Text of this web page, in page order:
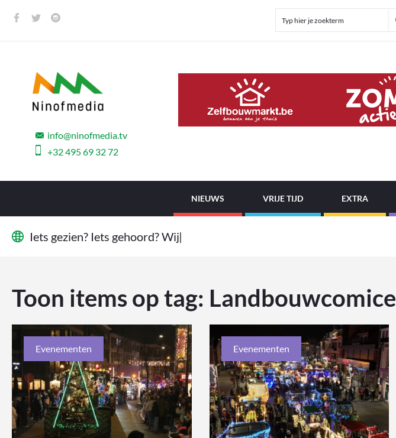
info@ninofmedia.tv
+32 495 69 32 72
NIEUWS VRIJE TIJD EXTRA
Iets gezien? Iets gehoord?Wij
Toon items op tag: Landbouwcomice
Evenementen Evenementen